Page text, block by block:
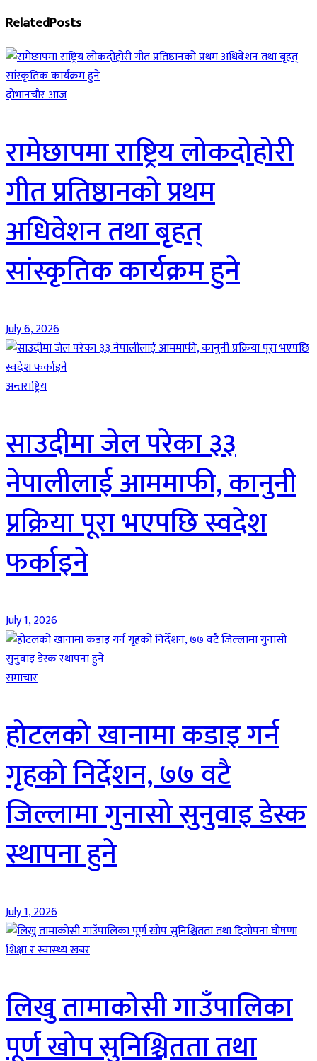
RelatedPosts
दाेभानचाैर आज
रामेछापमा राष्ट्रिय लोकदोहोरी
गीत प्रतिष्ठानको प्रथम
अधिवेशन तथा बृहत्
सांस्कृतिक कार्यक्रम हुने
July 6, 2026
अन्तराष्ट्रिय
साउदीमा जेल परेका ३३
नेपालीलाई आममाफी, कानुनी
प्रक्रिया पूरा भएपछि स्वदेश
फर्काइने
July 1, 2026
समाचार
होटलको खानामा कडाइ गर्न
गृहको निर्देशन, ७७ वटै
जिल्लामा गुनासो सुनुवाइ डेस्क
स्थापना हुने
July 1, 2026
शिक्षा र स्वास्थ्य खबर
लिखु तामाकोसी गाउँपालिका
पूर्ण खोप सुनिश्चितता तथा